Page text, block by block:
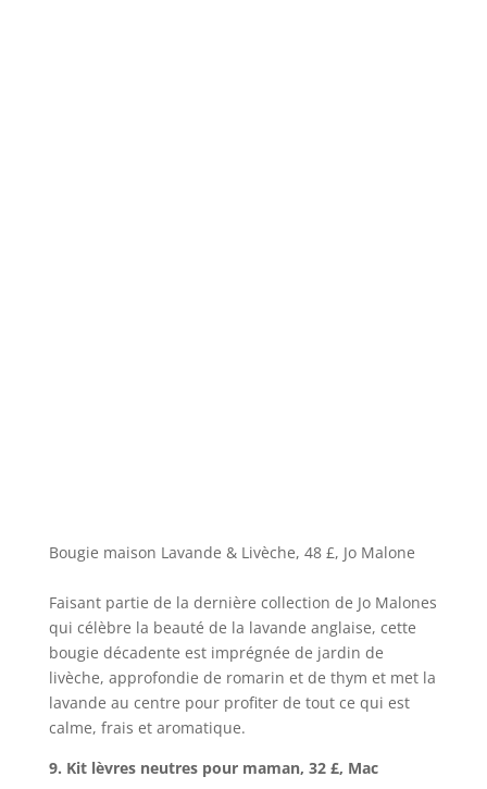
Bougie maison Lavande & Livèche, 48 £, Jo Malone
Faisant partie de la dernière collection de Jo Malones
qui célèbre la beauté de la lavande anglaise, cette
bougie décadente est imprégnée de jardin de
livèche, approfondie de romarin et de thym et met la
lavande au centre pour profiter de tout ce qui est
calme, frais et aromatique.
9. Kit lèvres neutres pour maman, 32 £, Mac